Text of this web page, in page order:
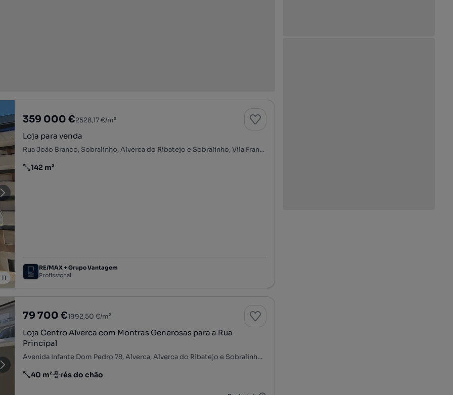
11
359 000 €2528,17 €/m²
Loja para venda
Rua João Branco, Sobralinho, Alverca do Ribatejo e Sobralinho, Vila Franca de Xira, Lisboa
Preço por metro quadrado
142 m²
RE/MAX + Grupo Vantagem
Profissional
79 700 €1992,50 €/m²
Loja Centro Alverca com Montras Generosas para a Rua
Principal
Avenida Infante Dom Pedro 78, Alverca, Alverca do Ribatejo e Sobralinho, Vila Franca de Xira, Lisboa
Preço por metro quadrado
40 m²
Andar rés do chão